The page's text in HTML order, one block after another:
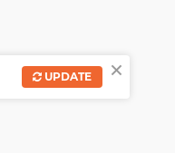
×
UPDATE